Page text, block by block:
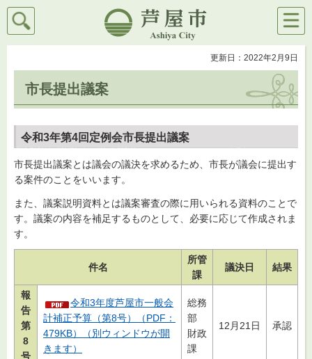
芦屋市
検索
メニ
ュー
更新日：2022年2月9日
市長提出議案
令和3年第4回定例会市長提出議案
市長提出議案とは議会の議決を求めるため、市長が議会に提出す
る案件のことをいいます。
また、議案説明資料とは議案審査の際に用いられる資料のことで
す。議案の内容を補足するものとして、必要に応じて作成されま
す。
件名
所管
課
議決日 結果
報
告
第
8
号
令和3年度芦屋市一般会
計補正予算（第8号）（PDF：
479KB）（別ウィンドウが開
きます）
総務
部
財政
課
12月21日 承認